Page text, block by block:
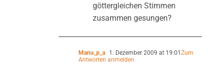
göttergleichen Stimmen
zusammen gesungen?
Manu_p_a 1. Dezember 2009 at 19:01Zum
Antworten anmelden